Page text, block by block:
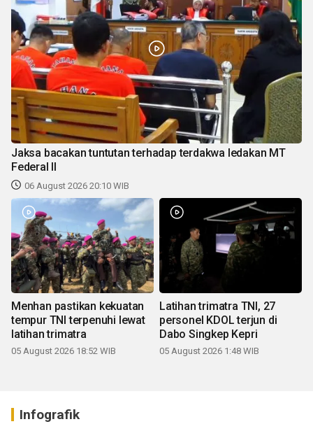
Jaksa bacakan tuntutan terhadap terdakwa ledakan MT
Federal II
06 August 2026 20:10 WIB
Menhan pastikan kekuatan
tempur TNI terpenuhi lewat
latihan trimatra
05 August 2026 18:52 WIB
Latihan trimatra TNI, 27
personel KDOL terjun di
Dabo Singkep Kepri
05 August 2026 1:48 WIB
Infografik